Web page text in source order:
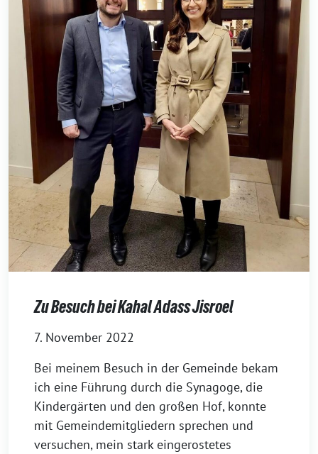
Zu Besuch bei Kahal Adass Jisroel
7. November 2022
Bei meinem Besuch in der Gemeinde bekam
ich eine Führung durch die Synagoge, die
Kindergärten und den großen Hof, konnte
mit Gemeindemitgliedern sprechen und
versuchen, mein stark eingerostetes